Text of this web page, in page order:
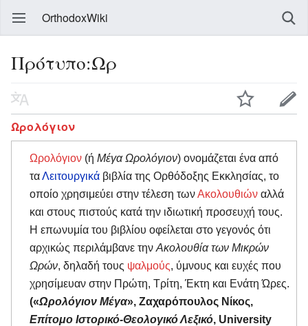
OrthodoxWiki
Πρότυπο:Ωρ
Ωρολόγιον
Ωρολόγιον (ή Μέγα Ωρολόγιον) ονομάζεται ένα από
ταΛειτουργικά βιβλία της Ορθόδοξης Εκκλησίας, το
οποίο χρησιμεύει στην τέλεση τωνΑκολουθιών αλλά
και στους πιστούς κατά την ιδιωτική προσευχή τους.
Η επωνυμία του βιβλίου οφείλεται στο γεγονός ότι
αρχικώς περιλάμβανε την Ακολουθία των Μικρών
Ωρών, δηλαδή τους ψαλμούς, ύμνους και ευχές που
χρησίμευαν στην Πρώτη, Τρίτη, Έκτη και Ενάτη Ώρες.
(«Ωρολόγιον Μέγα», Ζαχαρόπουλος Νίκος,
Επίτομο Ιστορικό-Θεολογικό Λεξικό, University